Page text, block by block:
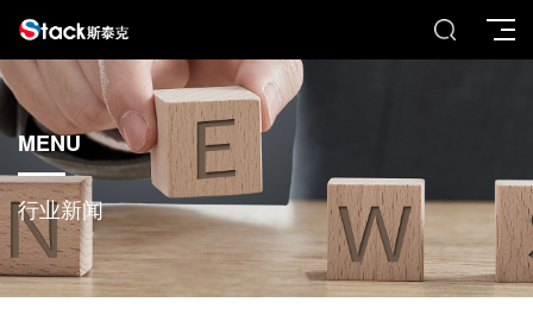
MENU
行业新闻